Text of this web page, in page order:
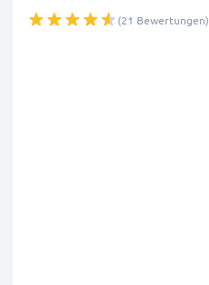
...mehr (21 Bewertungen)